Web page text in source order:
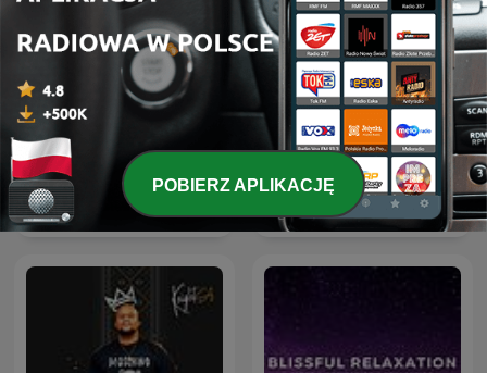
Exclusive Remix 爱粤之城CantonLand
POBIERZ APLIKACJĘ